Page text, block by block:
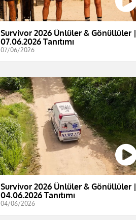
Survivor 2026 Ünlüler & Gönüllüler |
07.06.2026 Tanıtımı
07/06/2026
Survivor 2026 Ünlüler & Gönüllüler |
04.06.2026 Tanıtımı
04/06/2026